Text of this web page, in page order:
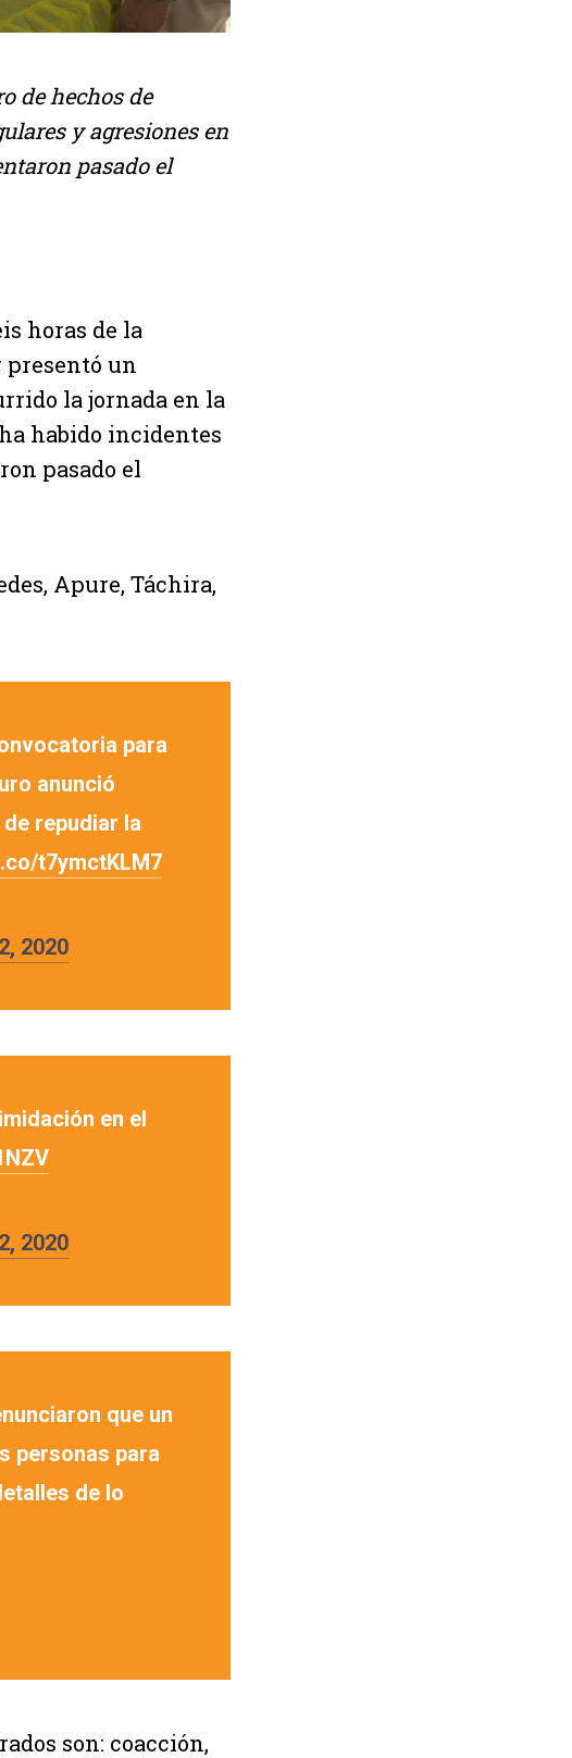
de hechos de
y agresiones en
pasado el
horas de la
presentó un
la jornada en la
habido incidentes
pasado el
Apure, Táchira,
para
anunció
repudiar la
t7ymctKLM7
2020
en el
2020
que un
personas para
de lo
son: coacción,